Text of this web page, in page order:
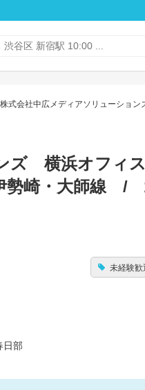
式会社中広メディアソリューショ
ズ 横浜オフィ
勢崎・大師線 /
部
未経験歓